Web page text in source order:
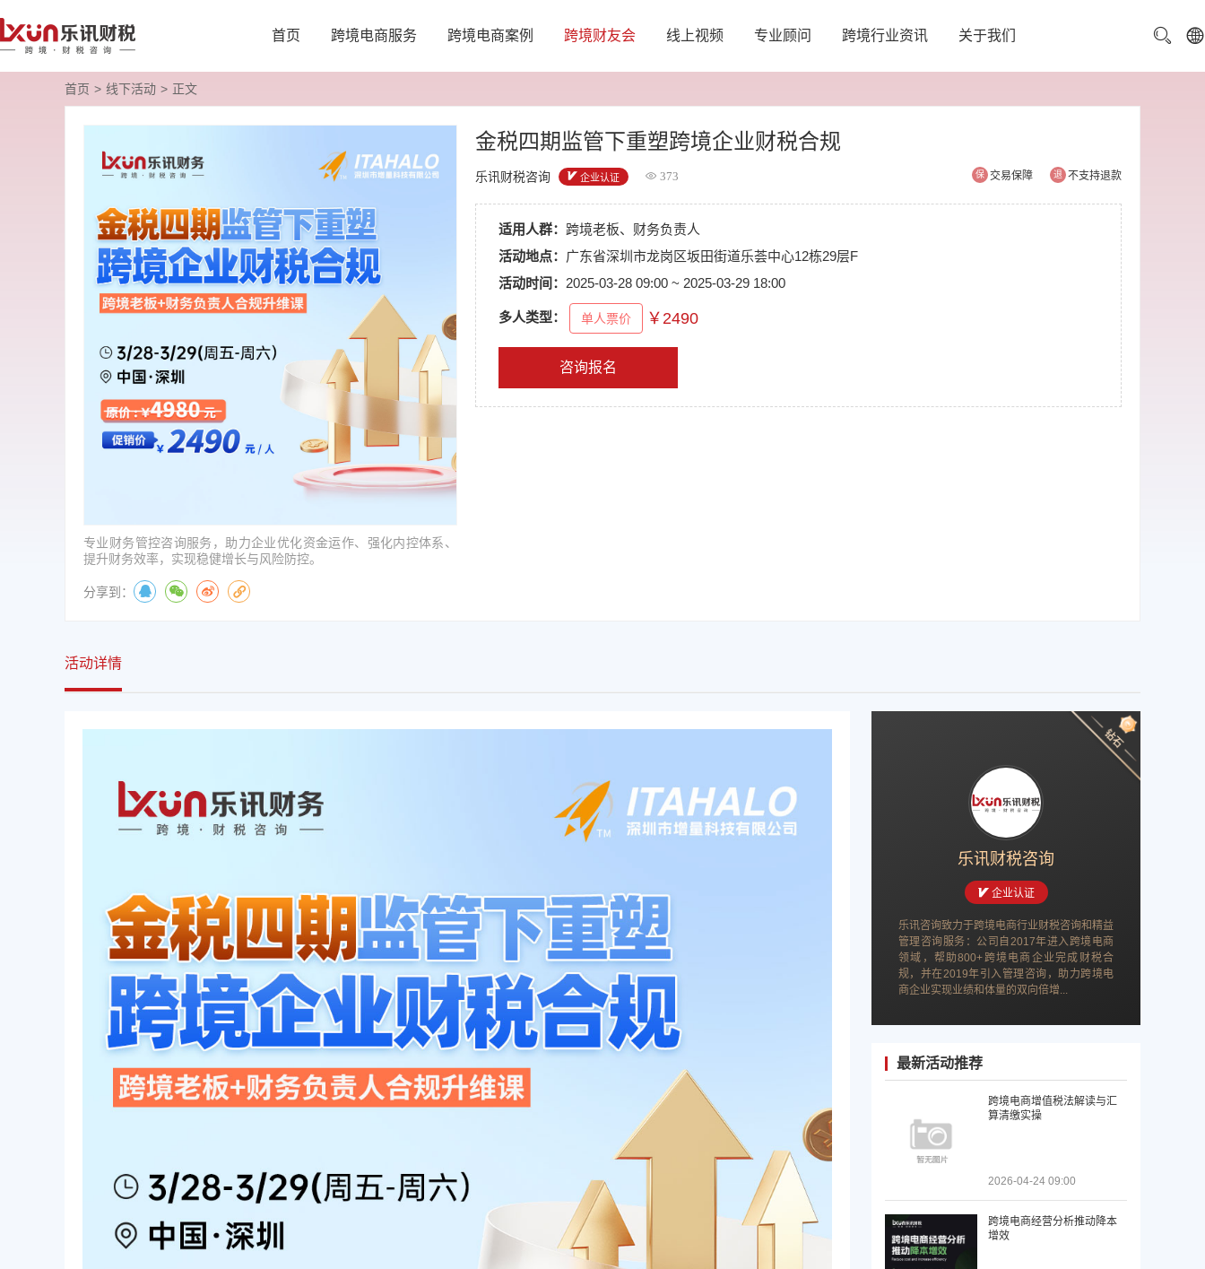
首页 跨境电商服务 跨境电商案例 跨境财友会 线上视频 专业顾问 跨境行业资讯 关于我们
首页 > 线下活动 > 正文
专业财务管控咨询服务，助力企业优化资金运作、强化内控体系、
提升财务效率，实现稳健增长与风险防控。
分享到：
金税四期监管下重塑跨境企业财税合规
乐讯财税咨询 企业认证 373 保 交易保障 退 不支持退款
适用人群： 跨境老板、财务负责人
活动地点： 广东省深圳市龙岗区坂田街道乐荟中心12栋29层F
活动时间： 2025-03-28 09:00 ~ 2025-03-29 18:00
多人类型： 单人票价 ￥ 2490
咨询报名
活动详情
乐讯财税咨询
企业认证
乐讯咨询致力于跨境电商行业财税咨询和精益
管理咨询服务：公司自2017年进入跨境电商
领域，帮助800+跨境电商企业完成财税合
规，并在2019年引入管理咨询，助力跨境电
商企业实现业绩和体量的双向倍增...
最新活动推荐
跨境电商增值税法解读与汇
算清缴实操
2026-04-24 09:00
跨境电商经营分析推动降本
增效